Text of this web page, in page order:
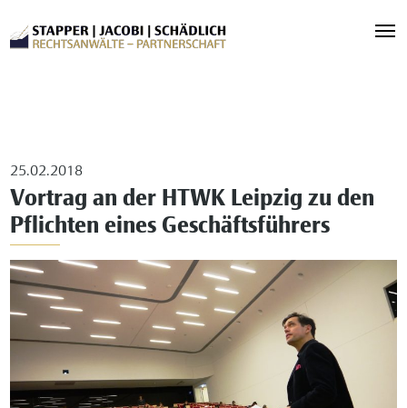
25.02.2018
Vortrag an der HTWK Leipzig zu den
Pflichten eines Geschäftsführers